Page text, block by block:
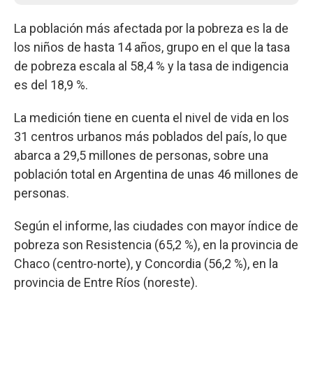
La población más afectada por la pobreza es la de
los niños de hasta 14 años, grupo en el que la tasa
de pobreza escala al 58,4 % y la tasa de indigencia
es del 18,9 %.
La medición tiene en cuenta el nivel de vida en los
31 centros urbanos más poblados del país, lo que
abarca a 29,5 millones de personas, sobre una
población total en Argentina de unas 46 millones de
personas.
Según el informe, las ciudades con mayor índice de
pobreza son Resistencia (65,2 %), en la provincia de
Chaco (centro-norte), y Concordia (56,2 %), en la
provincia de Entre Ríos (noreste).